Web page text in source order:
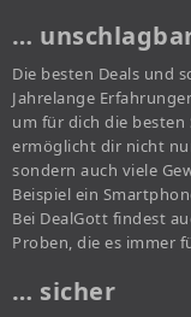
…
Die besten Deals und
Jahrelange
um für dich die besten
ermöglicht dir nicht
sondern auch viele
Beispiel ein
Bei DealGott findest
Proben, die es immer
… sicher